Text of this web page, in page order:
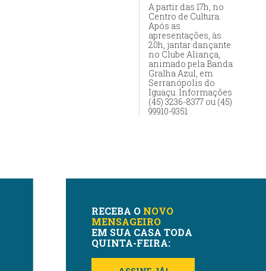
A partir das 17h, no
Centro de Cultura.
Após as
apresentações, às
20h, jantar dançante
no Clube Aliança,
animado pela Banda
Gralha Azul, em
Serranópolis do
Iguaçu. Informações
(45) 3236-8377 ou (45)
99910-9351
RECEBA O NOVO
MENSAGEIRO
EM SUA CASA TODA
QUINTA-FEIRA: